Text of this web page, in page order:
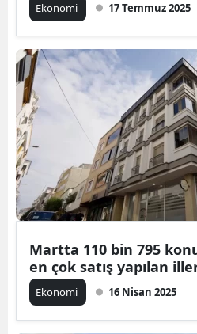
Ekonomi 17 Temmuz 2025
Martta 110 bin 795
en çok satış yapılan
Ekonomi 16 Nisan 2025